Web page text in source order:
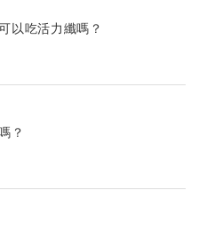
以吃活力纖嗎？
萃取，每顆碘含量約
，不是每個人都需要控制碘
www.iyanni.com/54zl
？
會吞嚥膠囊，活力纖膠囊可以